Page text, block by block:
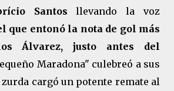
Santos llevando la voz
que entonó la nota de gol más
Álvarez, justo antes del
Maradona" culebreó a sus
cargó un potente remate al